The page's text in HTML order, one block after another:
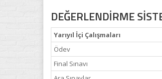
DEĞERLENDİRME
Yarıyıl İçi Çalışmaları
Ödev
Final Sınavı